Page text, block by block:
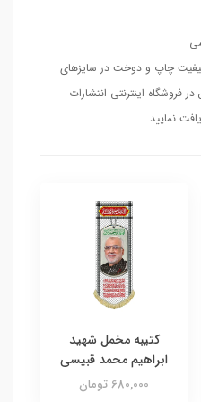
چاپ و دوخت در سایزهای
فروشگاه اینترنتی انتشارات
نمایید.
کتیبه مخمل شهید
ابراهیم محمد قبیسی
680,000 تومان